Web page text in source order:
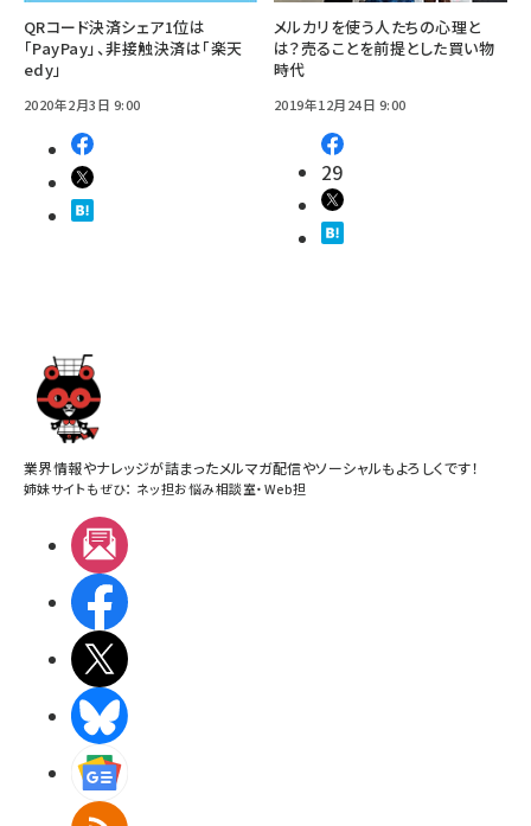
QRコード決済シェア1位は
「PayPay」、非接触決済は「楽天
edy」
2020年2月3日 9:00
メルカリを使う人たちの心理と
は？売ることを前提とした買い物
時代
2019年12月24日 9:00
29
業界情報やナレッジが詰まったメルマガ配信やソーシャルもよろしくです！
姉妹サイトもぜひ： ネッ担お悩み相談室・Web担